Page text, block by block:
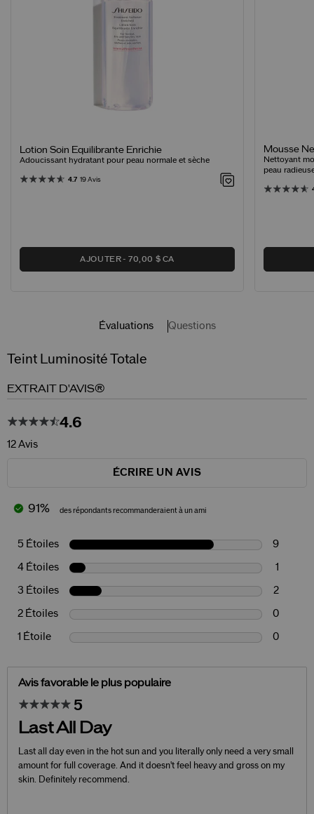
Lotion Soin Equilibrante Enrichie
Adoucissant hydratant pour peau normale et sèche
4.7 19 Avis
AJOUTER 70,00 $ CA
Mousse
Nettoyant
peau
Évaluations Questions
Teint Luminosité Totale
EXTRAIT D'AVIS®
4.6
12 Avis
ÉCRIRE UN AVIS
91% des répondants recommanderaient à un ami
5 Étoiles 9
4 Étoiles 1
3 Étoiles 2
2 Étoiles 0
1 Étoile 0
Avis favorable le plus populaire
5
Last All Day
Last all day even in the hot sun and you literally only need a very small
amount for full coverage. And it doesn't feel heavy and gross on my
skin. Definitely recommend.